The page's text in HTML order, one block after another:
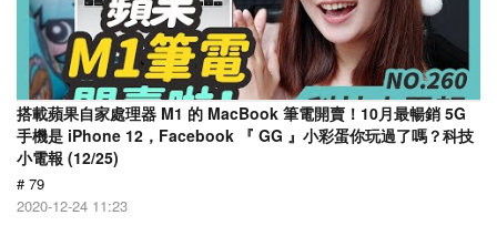
搭載蘋果自家處理器 M1 的 MacBook 筆電開賣！10月最暢銷 5G
手機是 iPhone 12，Facebook 『 GG 』小彩蛋你玩過了嗎？科技
小電報 (12/25)
# 79
2020-12-24 11:23